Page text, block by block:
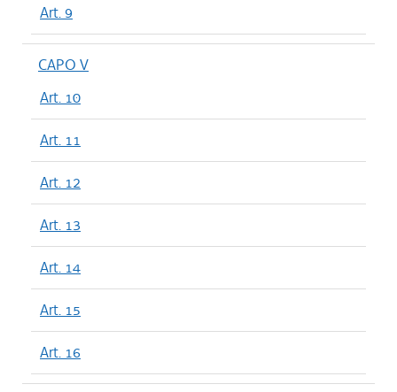
Art. 9
CAPO V
Art. 10
Art. 11
Art. 12
Art. 13
Art. 14
Art. 15
Art. 16